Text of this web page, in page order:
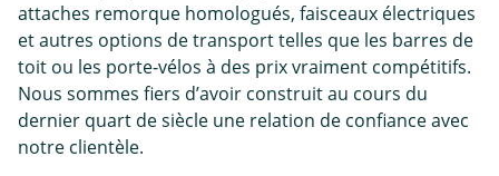
attaches remorque homologués, faisceaux électriques
et autres options de transport telles que les barres de
toit ou les porte-vélos à des prix vraiment compétitifs.
Nous sommes fiers d’avoir construit au cours du
dernier quart de siècle une relation de confiance avec
notre clientèle.